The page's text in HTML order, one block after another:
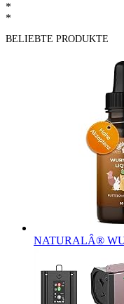
*
*
BELIEBTE PRODUKTE
NATURALÂ®